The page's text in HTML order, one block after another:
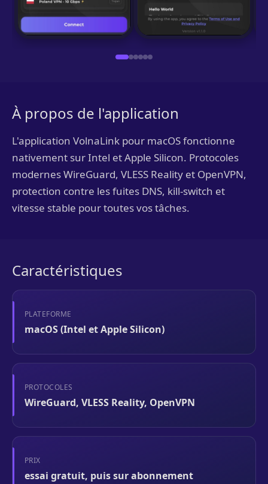
À propos de l'application
L'application VolnaLink pour macOS fonctionne
nativement sur Intel et Apple Silicon. Protocoles
modernes WireGuard, VLESS Reality et OpenVPN,
protection contre les fuites DNS, kill-switch et
vitesse stable pour toutes vos tâches.
Caractéristiques
PLATEFORME
macOS (Intel et Apple Silicon)
PROTOCOLES
WireGuard, VLESS Reality, OpenVPN
PRIX
essai gratuit, puis sur abonnement